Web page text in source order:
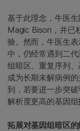
基于此理念，牛医
Magic Bison，并已
验。然而，牛医生
中，仍经常遇到二
组暗区、重复序列
成为长期未解病例
到，若要进一步突破
解析度更高的基因组
拓展对基因组暗区的